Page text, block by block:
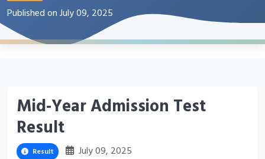
Published on July 09, 2025
Mid-Year Admission Test
Result
Result July 09, 2025